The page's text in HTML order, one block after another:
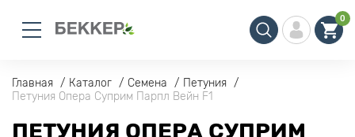
0
Главная Каталог Семена
Петуния
Петуния Опера Суприм Парпл Вейн F1
ПЕТУНИЯ ОПЕРА СУПРИМ